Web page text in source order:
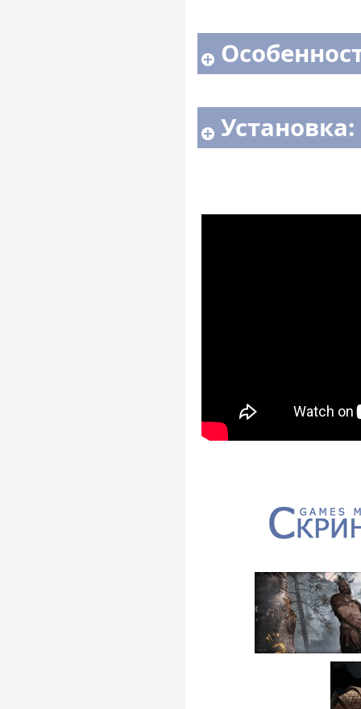
Установка: